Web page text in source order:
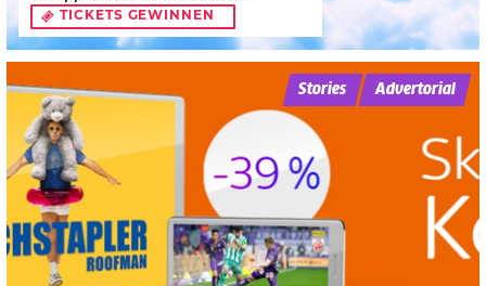
TICKETS GEWINNEN
Stories Advertorial